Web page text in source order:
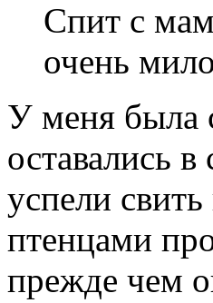
Спит с
очень
У меня была
оставались
успели
птенцами
прежде чем